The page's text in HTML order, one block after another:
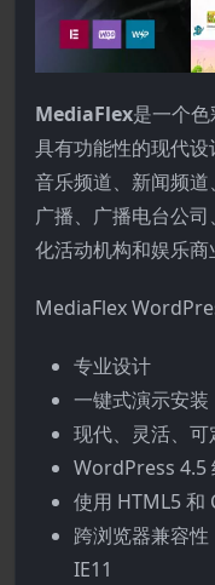
MediaFlex是一个
具有功能性的现代设
音乐频道、新闻频
广播、广播电台公
化活动机构和娱乐商
MediaFlex
专业设计
一键式演示安装
现代、灵活、可
WordPress 4.5
使用 HTML5 和
跨浏览器兼容
IE11